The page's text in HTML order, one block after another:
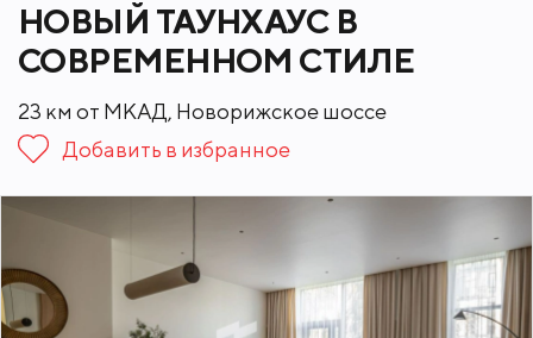
НОВЫЙ ТАУНХАУС В
СОВРЕМЕННОМ СТИЛЕ
23 км от МКАД, Новорижское шоссе
Добавить в избранное